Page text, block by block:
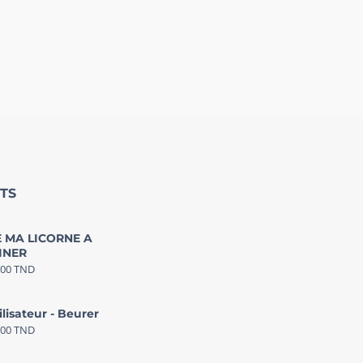
MA LICORNE A
TND
- Beurer
TND